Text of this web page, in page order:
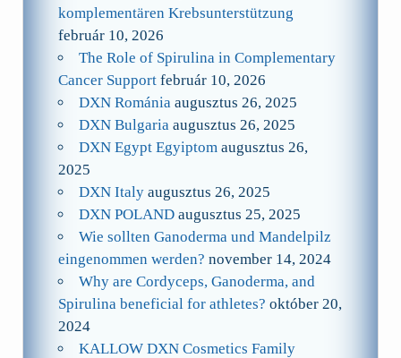
komplementären Krebsunterstützung
február 10, 2026
The Role of Spirulina in Complementary
Cancer Support február 10, 2026
DXN Románia augusztus 26, 2025
DXN Bulgaria augusztus 26, 2025
DXN Egypt Egyiptom augusztus 26,
2025
DXN Italy augusztus 26, 2025
DXN POLAND augusztus 25, 2025
Wie sollten Ganoderma und Mandelpilz
eingenommen werden? november 14, 2024
Why are Cordyceps, Ganoderma, and
Spirulina beneficial for athletes? október 20,
2024
KALLOW DXN Cosmetics Family